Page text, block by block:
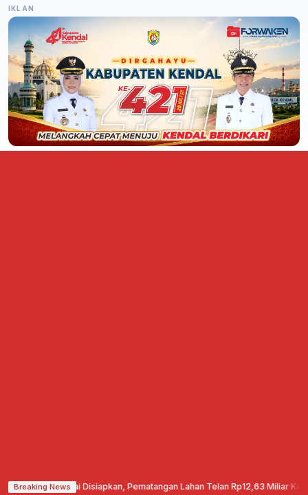
IKLAN
Breaking News
di Cepu Mulai Disiapkan, Pematangan Lahan Telan Rp12,63 Miliar·